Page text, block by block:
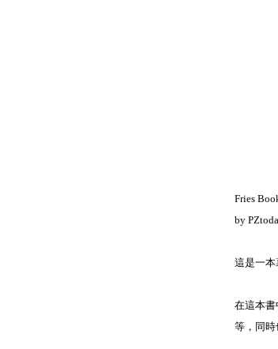
Fries
by
這是一本
在這本書
等，同時